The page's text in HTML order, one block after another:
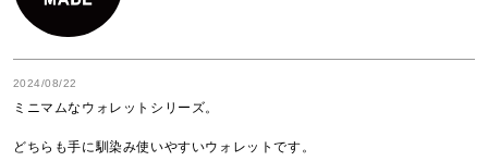
2024/08/22
ミニマムなウォレットシリーズ。
どちらも手に馴染み使いやすいウォレットです。